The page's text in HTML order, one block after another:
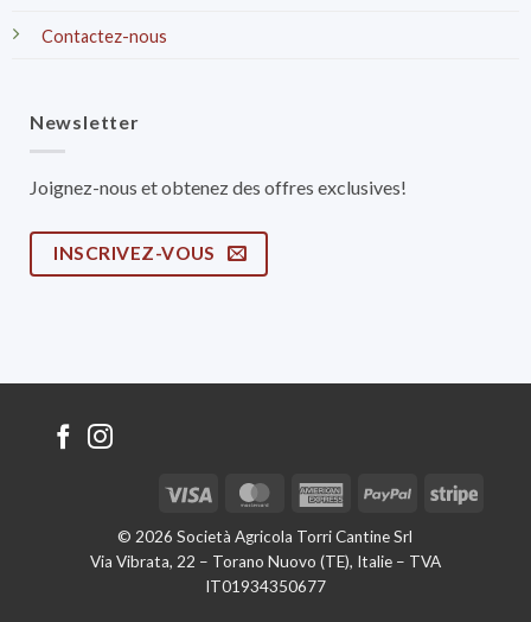
Contactez-nous
Newsletter
Joignez-nous et obtenez des offres exclusives!
INSCRIVEZ-VOUS
© 2026 Società Agricola Torri Cantine Srl
Via Vibrata, 22 – Torano Nuovo (TE), Italie – TVA
IT01934350677
Visa MasterCardAmericanPayPal Stripe